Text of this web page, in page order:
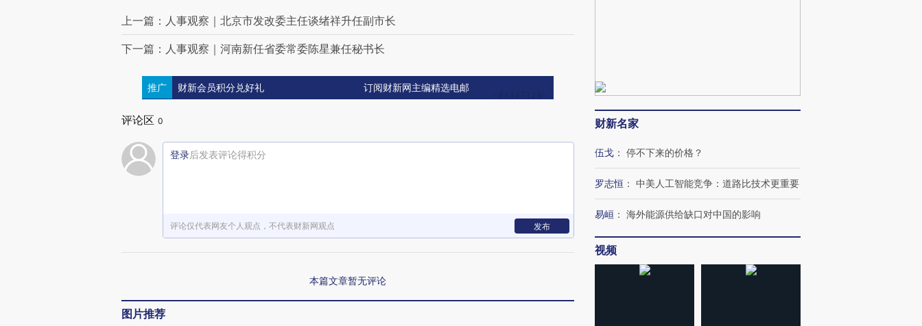
上一篇：人事观察｜北京市发改委主任谈绪祥升任副市长
下一篇：人事观察｜河南新任省委常委陈星兼任秘书长
推广 财新会员积分兑好礼 订阅财新网主编精选电邮
评论区 0
登录后发表评论得积分
评论仅代表网友个人观点，不代表财新网观点 发布
本篇文章暂无评论
图片推荐
财新名家
伍戈 ： 停不下来的价格？
罗志恒 ： 中美人工智能竞争：道路比技术更重要
易峘 ： 海外能源供给缺口对中国的影响
视频